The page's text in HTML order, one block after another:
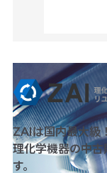
ZAIは国内最大級
理化学機器の中古
す。